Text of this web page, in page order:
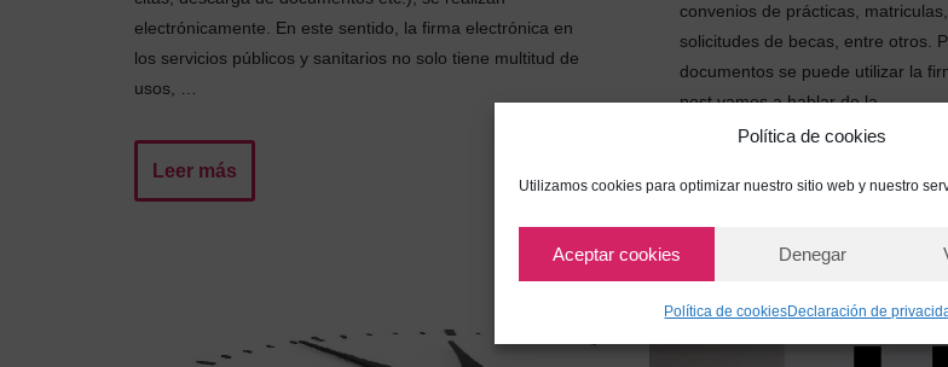
Política de cookies
Utilizamos cookies para optimizar nuestro sitio web y nuestro
Aceptar cookies Denegar
Política de cookiesDeclaración de
electrónicamente. En este sentido, la firma electrónica en
los servicios públicos y sanitarios no solo tiene multitud de
usos, …
Leer más
convenios de prácticas,
solicitudes de becas, entre otros.
documentos se puede utilizar la
post vamos a hablar de la …
Leer más